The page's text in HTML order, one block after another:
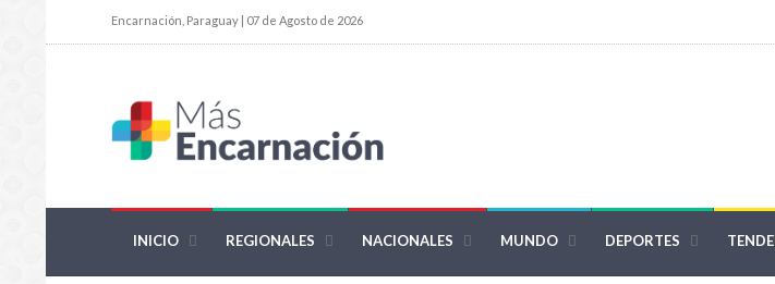
Encarnación, Paraguay | 07 de Agosto de 2026
INICIO REGIONALES NACIONALES MUNDO DEPORTES